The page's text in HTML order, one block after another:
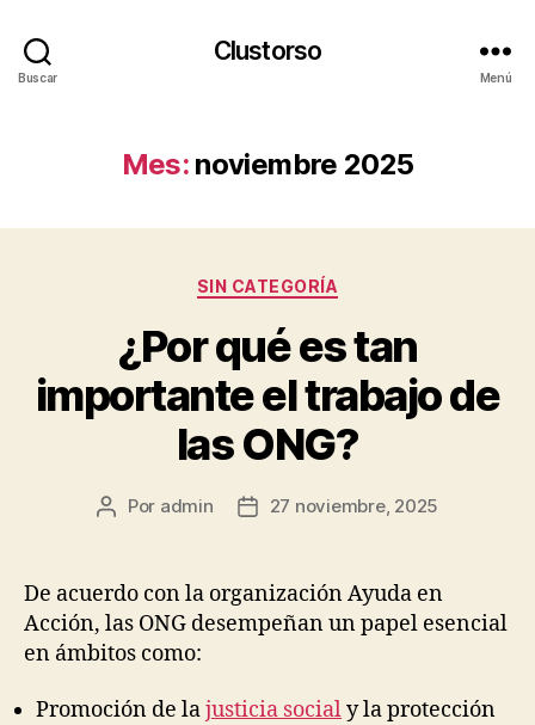
Buscar
Clustorso
Menú
Mes: noviembre 2025
Categorías
SIN CATEGORÍA
¿Por qué es tan
importante el trabajo de
las ONG?
Autor
publicación
Por admin
Fecha
publicación
27 noviembre, 2025
De acuerdo con la organización Ayuda en
Acción, las ONG desempeñan un papel esencial
en ámbitos como:
Promoción de lajusticia socialy la protección